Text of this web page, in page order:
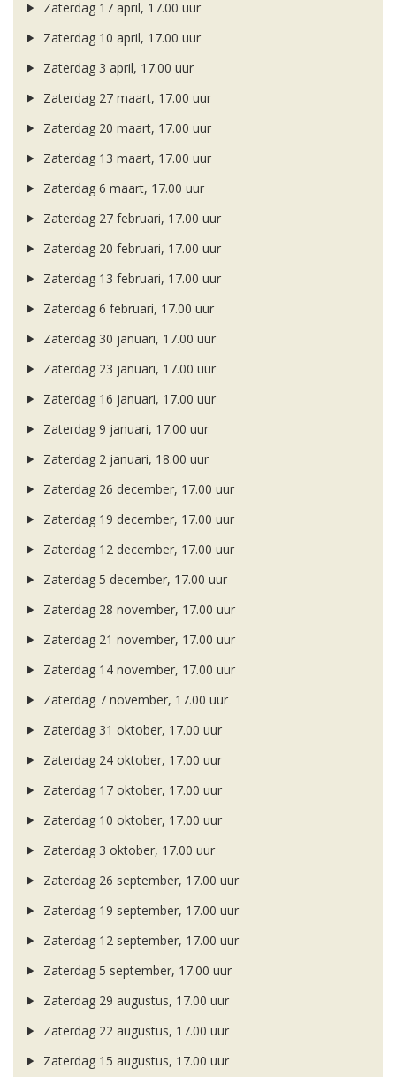
Zaterdag 17 april, 17.00 uur
Zaterdag 10 april, 17.00 uur
Zaterdag 3 april, 17.00 uur
Zaterdag 27 maart, 17.00 uur
Zaterdag 20 maart, 17.00 uur
Zaterdag 13 maart, 17.00 uur
Zaterdag 6 maart, 17.00 uur
Zaterdag 27 februari, 17.00 uur
Zaterdag 20 februari, 17.00 uur
Zaterdag 13 februari, 17.00 uur
Zaterdag 6 februari, 17.00 uur
Zaterdag 30 januari, 17.00 uur
Zaterdag 23 januari, 17.00 uur
Zaterdag 16 januari, 17.00 uur
Zaterdag 9 januari, 17.00 uur
Zaterdag 2 januari, 18.00 uur
Zaterdag 26 december, 17.00 uur
Zaterdag 19 december, 17.00 uur
Zaterdag 12 december, 17.00 uur
Zaterdag 5 december, 17.00 uur
Zaterdag 28 november, 17.00 uur
Zaterdag 21 november, 17.00 uur
Zaterdag 14 november, 17.00 uur
Zaterdag 7 november, 17.00 uur
Zaterdag 31 oktober, 17.00 uur
Zaterdag 24 oktober, 17.00 uur
Zaterdag 17 oktober, 17.00 uur
Zaterdag 10 oktober, 17.00 uur
Zaterdag 3 oktober, 17.00 uur
Zaterdag 26 september, 17.00 uur
Zaterdag 19 september, 17.00 uur
Zaterdag 12 september, 17.00 uur
Zaterdag 5 september, 17.00 uur
Zaterdag 29 augustus, 17.00 uur
Zaterdag 22 augustus, 17.00 uur
Zaterdag 15 augustus, 17.00 uur